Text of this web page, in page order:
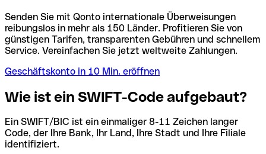
Senden Sie mit Qonto internationale Überweisungen
reibungslos in mehr als 150 Länder. Profitieren Sie von
günstigen Tarifen, transparenten Gebühren und schnellem
Service. Vereinfachen Sie jetzt weltweite Zahlungen.
Geschäftskonto in 10 Min. eröffnen
Wie ist ein SWIFT-Code aufgebaut?
Ein SWIFT/BIC ist ein einmaliger 8-11 Zeichen langer
Code, der Ihre Bank, Ihr Land, Ihre Stadt und Ihre Filiale
identifiziert.